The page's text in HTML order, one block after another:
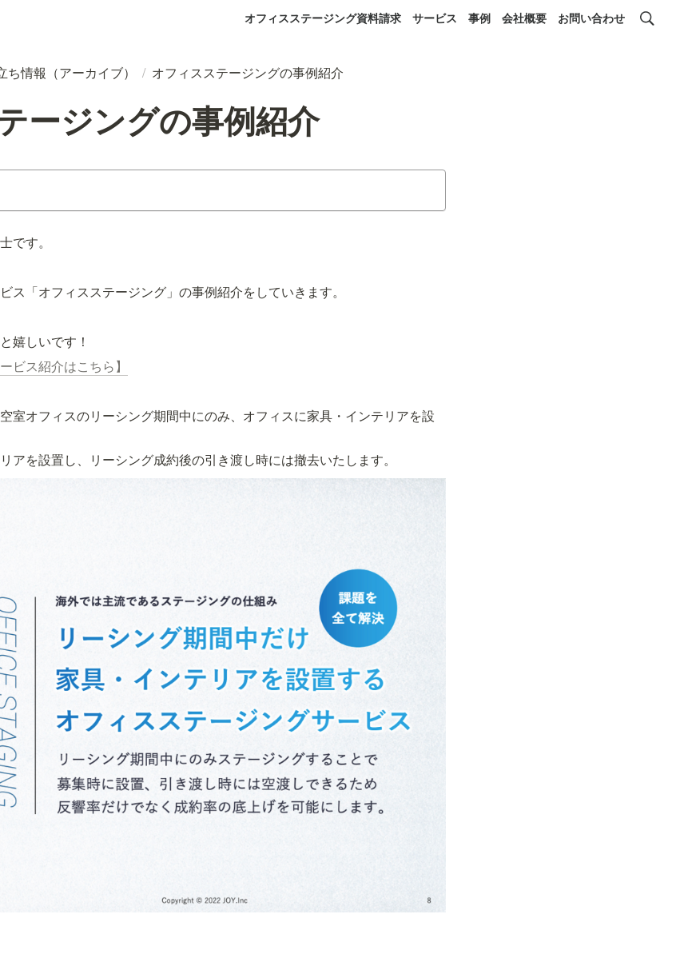
オフィスステージング資料請求 サービス 事例 会社概要 お問い合わせ
ち情報（アーカイブ） / オフィスステージングの事例紹介
ージングの事例紹介
です。
ス「オフィスステージング」の事例紹介をしていきます。
嬉しいです！
ビス紹介はこちら】
室オフィスのリーシング期間中にのみ、オフィスに家具・インテリアを設
アを設置し、リーシング成約後の引き渡し時には撤去いたします。